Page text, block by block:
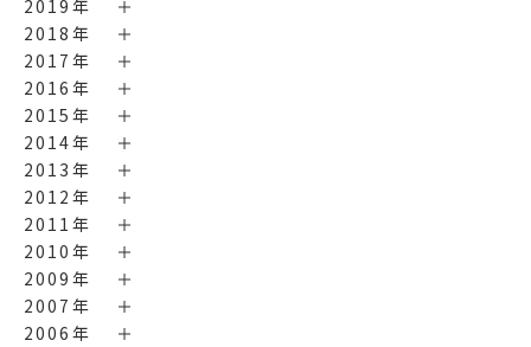
2019年
2018年
2017年
2016年
2015年
2014年
2013年
2012年
2011年
2010年
2009年
2007年
2006年